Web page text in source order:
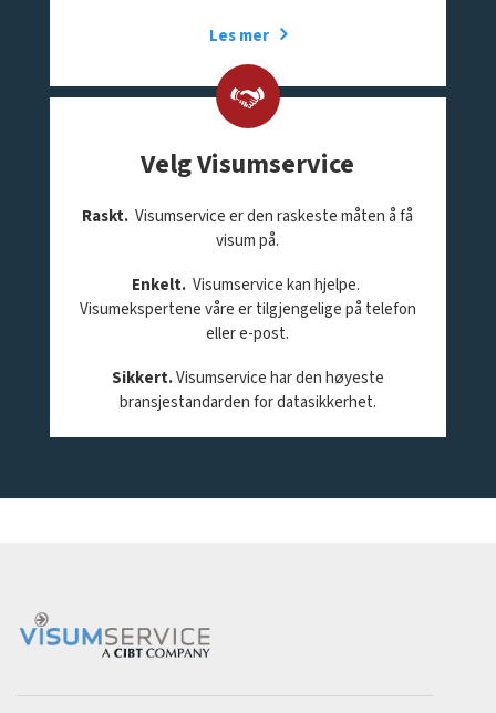
Les mer
Velg Visumservice
Raskt. Visumservice er den raskeste måten å få
visum på.
Enkelt. Visumservice kan hjelpe.
Visumekspertene våre er tilgjengelige på telefon
eller e-post.
Sikkert.Visumservice har den høyeste
bransjestandarden for datasikkerhet.